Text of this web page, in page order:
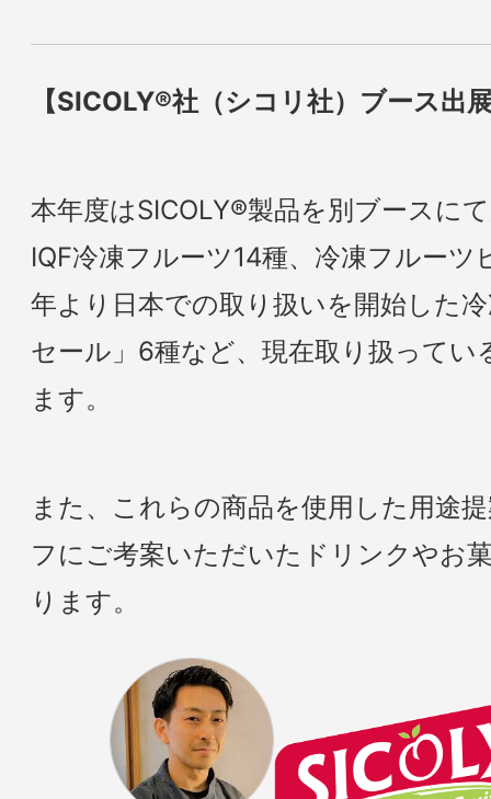
【SICOLY®社（シコリ社）ブース出
本年度はSICOLY®製品を別ブースに
IQF冷凍フルーツ14種、冷凍フルー
年より日本での取り扱いを開始した
セール」6種など、現在取り扱ってい
ます。
また、これらの商品を使用した用途
フにご考案いただいたドリンクやお
ります。